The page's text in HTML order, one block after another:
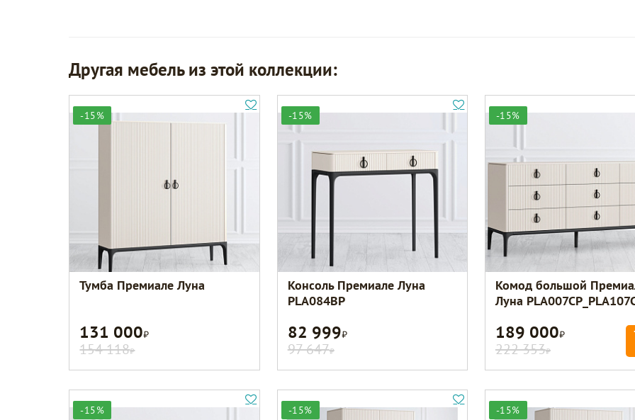
Другая мебель из этой коллекции:
-15%
Тумба Премиале Луна
131 000Р
154 118Р
-15%
Консоль Премиале Луна
PLA084BP
82 999Р
97 647Р
-15%
Комод большой
Луна
189 000Р
222 353Р
-15% -15% -15%